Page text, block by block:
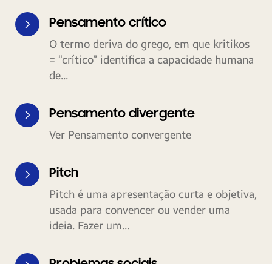
Pensamento crítico
O termo deriva do grego, em que kritikos
= “crítico” identifica a capacidade humana
de...
Pensamento divergente
Ver Pensamento convergente
Pitch
Pitch é uma apresentação curta e objetiva,
usada para convencer ou vender uma
ideia. Fazer um...